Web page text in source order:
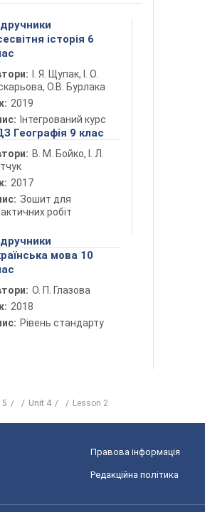
історія 6
І. Я. Щупак, І. О.
О.В. Бурлака
2019
Інтегрований курс
Географія 9 клас
В. М. Бойко, І. Л.
2017
Зошит для
робіт
мова 10
О. П. Глазова
2018
Рівень стандарту
Unit 4 Lesson 2
Правова інформація
Редакційна політика